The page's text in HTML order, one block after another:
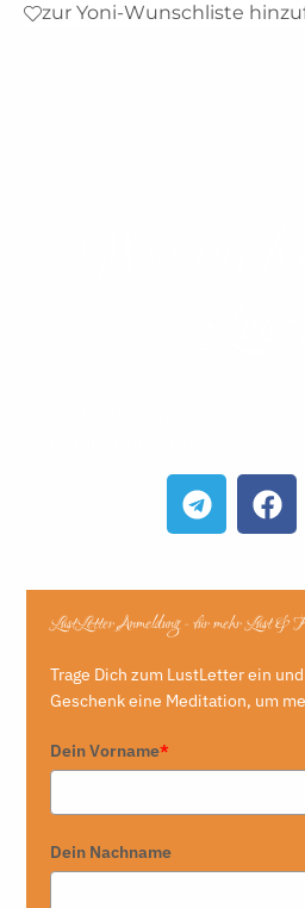
zur Yoni-Wunschliste
LustLetter Anmeldung - für mehr Lust
Trage Dich zum LustLetter ein
Geschenk eine Meditation, um
Dein Vorname*
Dein Nachname